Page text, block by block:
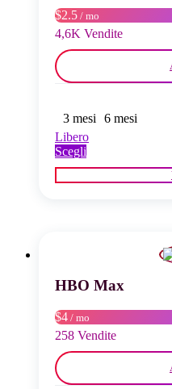
pagina
del
prodotto
$2.5 / mo
4,6K Vendite
3 mesi
6 mesi
Libero
Scegli
prodotto
ha
scelte
pagina
del
prodotto
HBO Max
$4 / mo
258 Vendite